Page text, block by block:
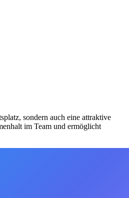
sondern auch eine attraktive
im Team und ermöglicht